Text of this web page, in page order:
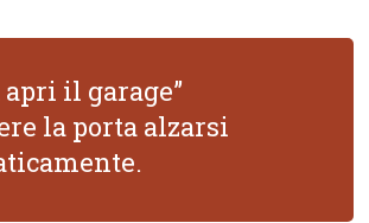
apri il garage”
la porta alzarsi